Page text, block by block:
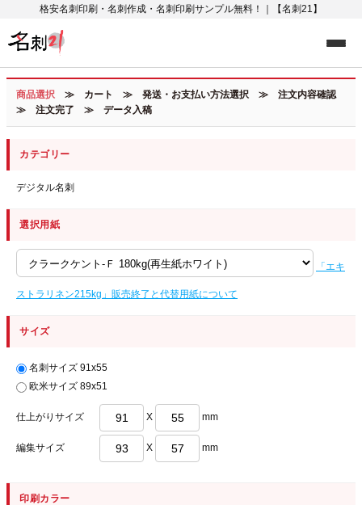
格安名刺印刷・名刺作成・名刺印刷サンプル無料！｜【名刺21】
商品選択 ≫ カート ≫ 発送・お支払い方法選択 ≫ 注文内容確認
≫ 注文完了 ≫ データ入稿
カテゴリー
デジタル名刺
選択用紙
「エキ
ストラリネン215kg」販売終了と代替用紙について
サイズ
名刺サイズ 91x55
欧米サイズ 89x51
仕上がりサイズ X mm
編集サイズ X mm
印刷カラー